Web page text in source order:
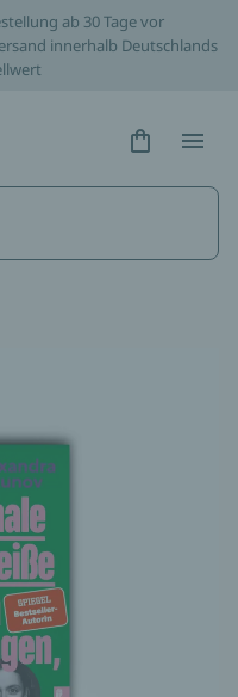
ab 30 Tage vor
innerhalb Deutschlands
Hidden